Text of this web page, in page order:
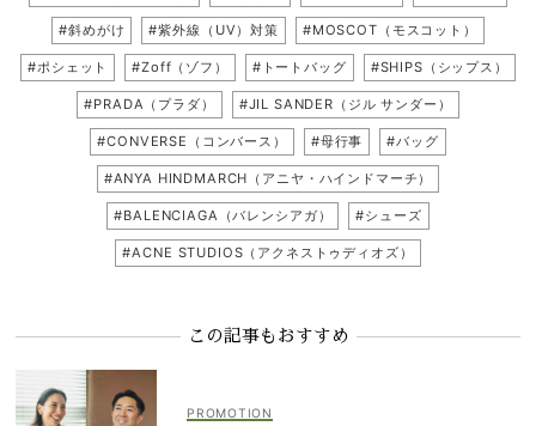
#斜めがけ #紫外線（UV）対策 #MOSCOT（モスコット）
#ポシェット #Zoff（ゾフ） #トートバッグ #SHIPS（シップス）
#PRADA（プラダ） #JIL SANDER（ジル サンダー）
#CONVERSE（コンバース） #母行事 #バッグ
#ANYA HINDMARCH（アニヤ・ハインドマーチ）
#BALENCIAGA（バレンシアガ） #シューズ
#ACNE STUDIOS（アクネストゥディオズ）
この記事もおすすめ